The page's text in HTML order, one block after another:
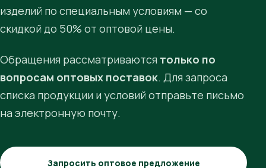
изделий по специальным условиям — со
скидкой до 50% от оптовой цены.
Обращения рассматриваются только по
вопросам оптовых поставок. Для запроса
списка продукции и условий отправьте письмо
на электронную почту.
Запросить оптовое предложение